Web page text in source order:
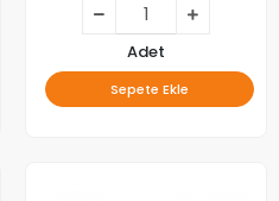
Adet
Sepete Ekle